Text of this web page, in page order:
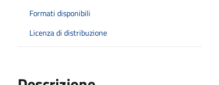
Formati disponibili
Licenza di distribuzione